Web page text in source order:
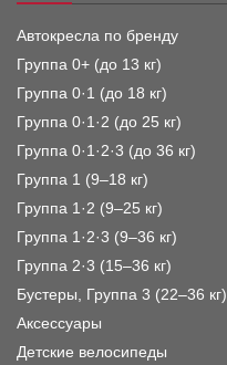
Автокресла по бренду
Группа 0+ (до 13 кг)
Группа 0·1 (до 18 кг)
Группа 0·1·2 (до 25 кг)
Группа 0·1·2·3 (до 36 кг)
Группа 1 (9–18 кг)
Группа 1·2 (9–25 кг)
Группа 1·2·3 (9–36 кг)
Группа 2·3 (15–36 кг)
Бустеры, Группа 3 (22–36 кг)
Аксессуары
Детские велосипеды